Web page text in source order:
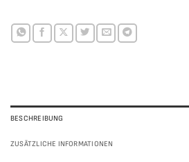
BESCHREIBUNG
ZUSÄTZLICHE INFORMATIONEN